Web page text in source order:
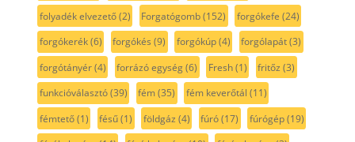
folyadék elvezető(2) Forgatógomb(152) forgókefe (24)
forgókerék(6) forgókés (9) forgókúp(4) forgólapát(3)
forgótányér(4) forrázó egység(6) Fresh(1) fritőz (3)
funkcióválasztó(39) fém(35) fém keverőtál (11)
fémtető(1) fésű(1) földgáz (4) fúró(17) fúrógép(19)